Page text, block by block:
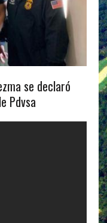
se declaró
Pdvsa